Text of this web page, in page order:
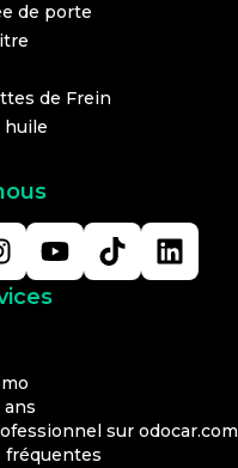
de porte
de Frein
huile
ans
sur odocar.com
fréquentes